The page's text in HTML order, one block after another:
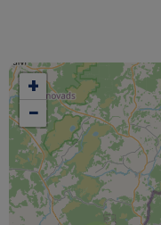
+
−